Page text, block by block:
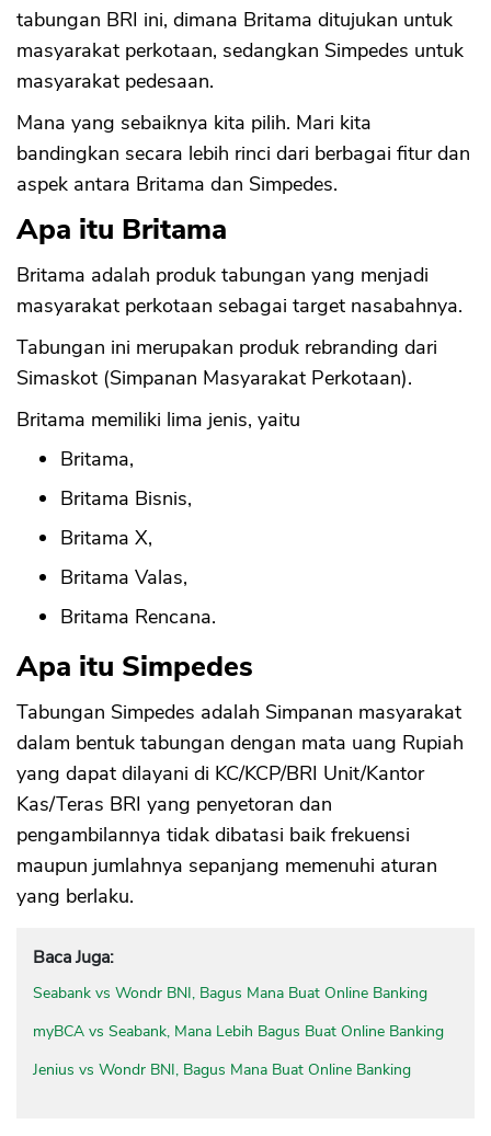
tabungan BRI ini, dimana Britama ditujukan untuk
masyarakat perkotaan, sedangkan Simpedes untuk
masyarakat pedesaan.
Mana yang sebaiknya kita pilih. Mari kita
bandingkan secara lebih rinci dari berbagai fitur dan
aspek antara Britama dan Simpedes.
Apa itu Britama
Britama adalah produk tabungan yang menjadi
masyarakat perkotaan sebagai target nasabahnya.
Tabungan ini merupakan produk rebranding dari
Simaskot (Simpanan Masyarakat Perkotaan).
Britama memiliki lima jenis, yaitu
Britama,
Britama Bisnis,
Britama X,
Britama Valas,
Britama Rencana.
Apa itu Simpedes
Tabungan Simpedes adalah Simpanan masyarakat
dalam bentuk tabungan dengan mata uang Rupiah
yang dapat dilayani di KC/KCP/BRI Unit/Kantor
Kas/Teras BRI yang penyetoran dan
pengambilannya tidak dibatasi baik frekuensi
maupun jumlahnya sepanjang memenuhi aturan
yang berlaku.
Baca Juga:
Seabank vs Wondr BNI, Bagus Mana Buat Online Banking
myBCA vs Seabank, Mana Lebih Bagus Buat Online Banking
Jenius vs Wondr BNI, Bagus Mana Buat Online Banking